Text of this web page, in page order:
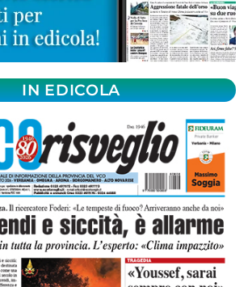
IN EDICOLA